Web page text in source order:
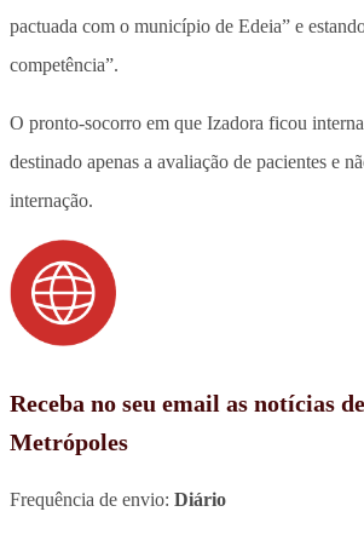
pactuada com o município de Edeia” e
competência”.
O pronto-socorro em que Izadora ficou
destinado apenas a avaliação de pacientes e
internação.
Receba no seu email as notícias
Metrópoles
Frequência de envio: Diário